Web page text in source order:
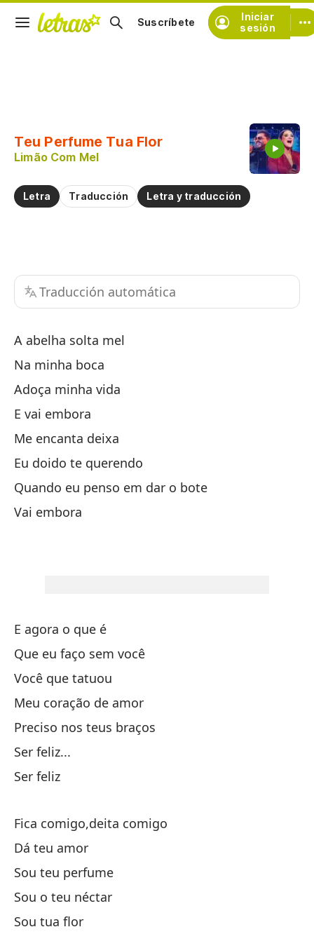
Iniciar
sesión
Suscríbete
Teu Perfume Tua Flor
Limão Com Mel
Letra Traducción Letra y traducción
Traducción automática
A abelha solta mel
Na minha boca
Adoça minha vida
E vai embora
Me encanta deixa
Eu doido te querendo
Quando eu penso em dar o bote
Vai embora
E agora o que é
Que eu faço sem você
Você que tatuou
Meu coração de amor
Preciso nos teus braços
Ser feliz...
Ser feliz
Fica comigo,deita comigo
Dá teu amor
Sou teu perfume
Sou o teu néctar
Sou tua flor
Practicar la pronunciación de